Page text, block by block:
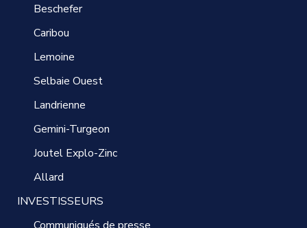
Beschefer
Caribou
Lemoine
Selbaie Ouest
Landrienne
Gemini-Turgeon
Joutel Explo-Zinc
Allard
INVESTISSEURS
Communiqués de presse